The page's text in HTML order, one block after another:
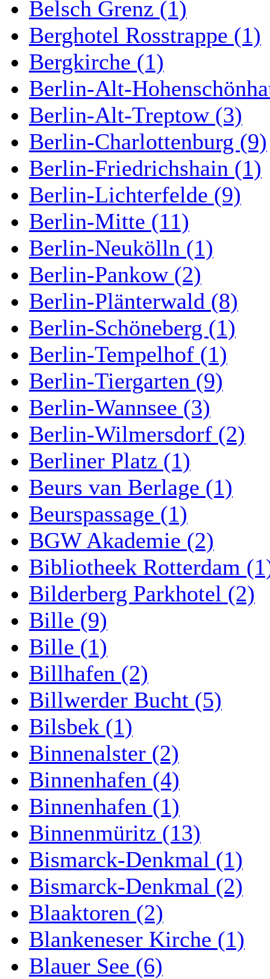
Belsch Grenz (1)
Berghotel Rosstrappe (1)
Bergkirche (1)
Berlin-Alt-
Berlin-Alt-Treptow (3)
Berlin-Charlottenburg (9)
Berlin-Friedrichshain (1)
Berlin-Lichterfelde (9)
Berlin-Mitte (11)
Berlin-Neukölln (1)
Berlin-Pankow (2)
Berlin-Plänterwald (8)
Berlin-Schöneberg (1)
Berlin-Tempelhof (1)
Berlin-Tiergarten (9)
Berlin-Wannsee (3)
Berlin-Wilmersdorf (2)
Berliner Platz (1)
Beurs van Berlage (1)
Beurspassage (1)
BGW Akademie (2)
Bibliotheek Rotterdam
Bilderberg Parkhotel (2)
Bille (9)
Bille (1)
Billhafen (2)
Billwerder Bucht (5)
Bilsbek (1)
Binnenalster (2)
Binnenhafen (4)
Binnenhafen (1)
Binnenmüritz (13)
Bismarck-Denkmal (1)
Bismarck-Denkmal (2)
Blaaktoren (2)
Blankeneser Kirche (1)
Blauer See (6)